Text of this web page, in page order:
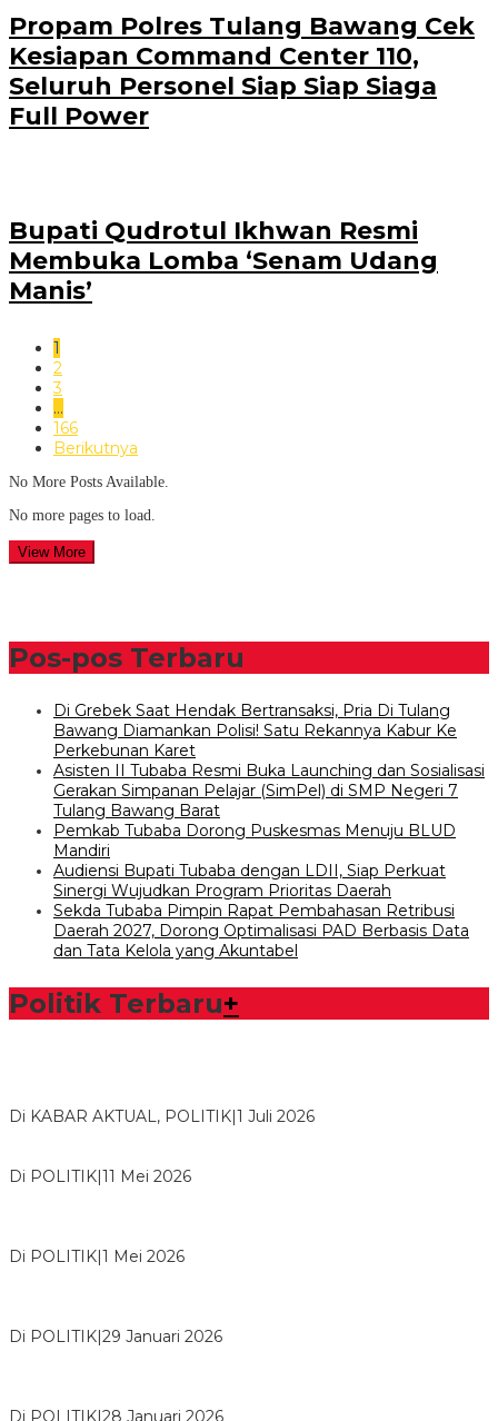
Propam Polres Tulang Bawang Cek
Kesiapan Command Center 110,
Seluruh Personel Siap Siap Siaga
Full Power
Bupati Qudrotul Ikhwan Resmi
Membuka Lomba ‘Senam Udang
Manis’
1
2
3
…
166
Berikutnya
No More Posts Available.
No more pages to load.
View More
Pos-pos Terbaru
Di Grebek Saat Hendak Bertransaksi, Pria Di Tulang
Bawang Diamankan Polisi! Satu Rekannya Kabur Ke
Perkebunan Karet
Asisten II Tubaba Resmi Buka Launching dan Sosialisasi
Gerakan Simpanan Pelajar (SimPel) di SMP Negeri 7
Tulang Bawang Barat
Pemkab Tubaba Dorong Puskesmas Menuju BLUD
Mandiri
Audiensi Bupati Tubaba dengan LDII, Siap Perkuat
Sinergi Wujudkan Program Prioritas Daerah
Sekda Tubaba Pimpin Rapat Pembahasan Retribusi
Daerah 2027, Dorong Optimalisasi PAD Berbasis Data
dan Tata Kelola yang Akuntabel
Politik Terbaru+
Di KABAR AKTUAL, POLITIK 1 Juli 2026
Di POLITIK 11 Mei 2026
Di POLITIK 1 Mei 2026
Di POLITIK 29 Januari 2026